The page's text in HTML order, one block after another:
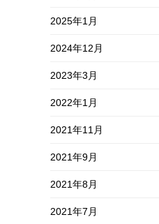
2025年1月
2024年12月
2023年3月
2022年1月
2021年11月
2021年9月
2021年8月
2021年7月